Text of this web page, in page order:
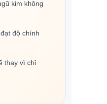
kim không
độ chính
thay vì chỉ